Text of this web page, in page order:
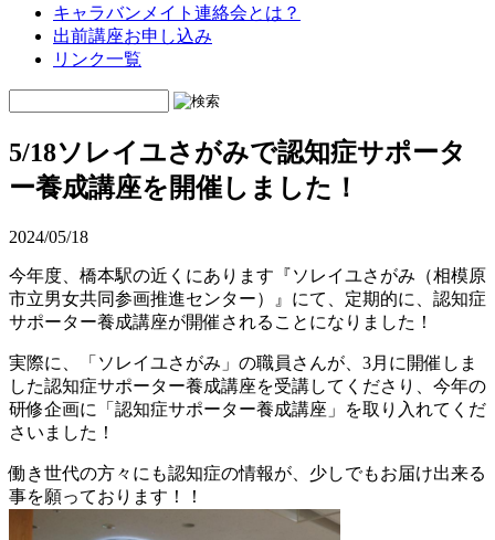
キャラバンメイト連絡会とは？
出前講座お申し込み
リンク一覧
5/18ソレイユさがみで認知症サポータ
ー養成講座を開催しました！
2024/05/18
今年度、橋本駅の近くにあります『ソレイユさがみ（相模原
市立男女共同参画推進センター）』にて、定期的に、認知症
サポーター養成講座が開催されることになりました！
実際に、「ソレイユさがみ」の職員さんが、3月に開催しま
した認知症サポーター養成講座を受講してくださり、今年の
研修企画に「認知症サポーター養成講座」を取り入れてくだ
さいました！
働き世代の方々にも認知症の情報が、少しでもお届け出来る
事を願っております！！